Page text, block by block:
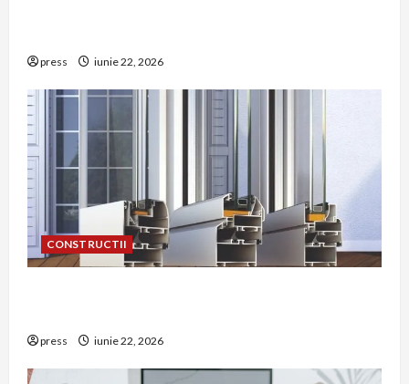
press iunie 22, 2026
CONSTRUCTII
press iunie 22, 2026